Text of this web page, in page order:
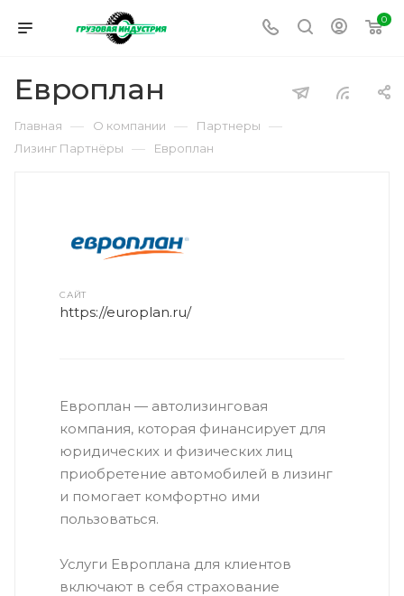
0
Европлан
Главная — О компании — Партнеры —
Лизинг Партнёры — Европлан
САЙТ
https://europlan.ru/
Европлан — автолизинговая
компания, которая финансирует для
юридических и физических лиц
приобретение автомобилей в лизинг
и помогает комфортно ими
пользоваться.
Услуги Европлана для клиентов
включают в себя страхование